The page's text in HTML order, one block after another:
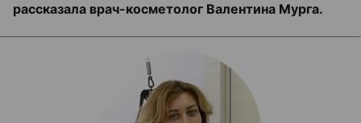
рассказала врач-косметолог Валентина Мурга.